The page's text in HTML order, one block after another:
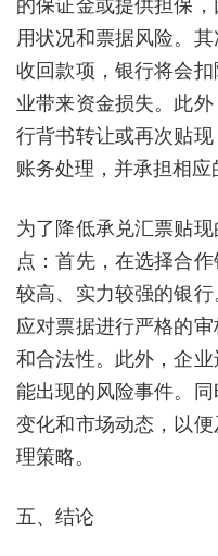
用状况和票据风险。
收回款项，银行将会
业带来资金损失。此
行背书转让或再次贴
账务处理，并承担相应
为了降低承兑汇票贴
点：首先，在选择合
较高、实力较强的银
应对票据进行严格的
和合法性。此外，企
能出现的风险事件。
变化和市场动态，以
理策略。
五、结论